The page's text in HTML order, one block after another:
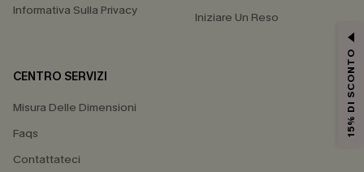
Informativa Sulla Privacy
Iniziare Un Reso
CENTRO SERVIZI
Misura Delle Dimensioni
Faqs
Contattateci
15% DI SCONTO